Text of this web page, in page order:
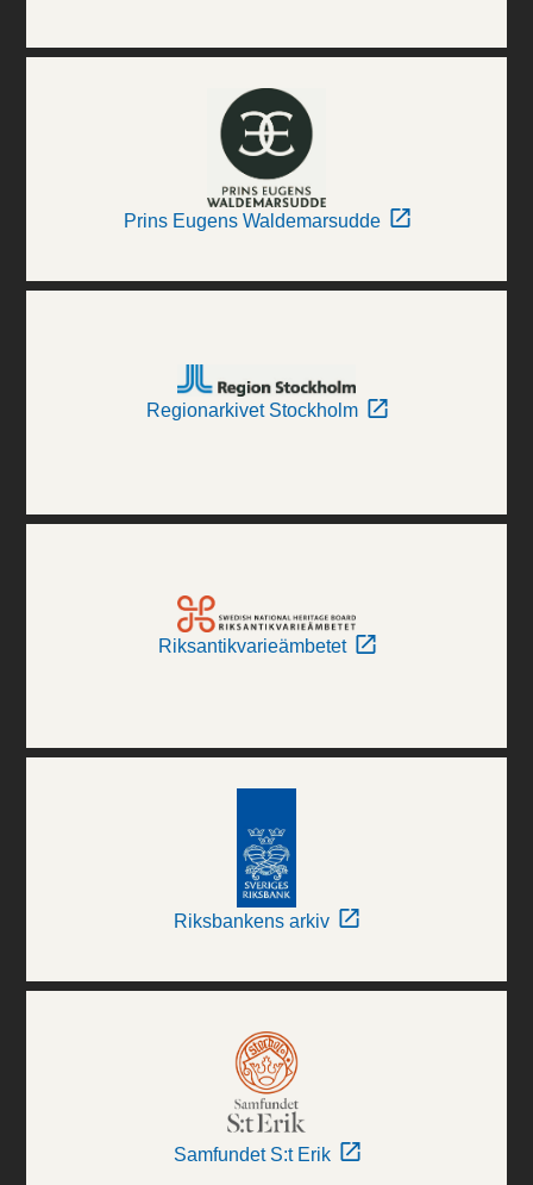
Prins Eugens Waldemarsudde
Regionarkivet Stockholm
Riksantikvarieämbetet
Riksbankens arkiv
Samfundet S:t Erik